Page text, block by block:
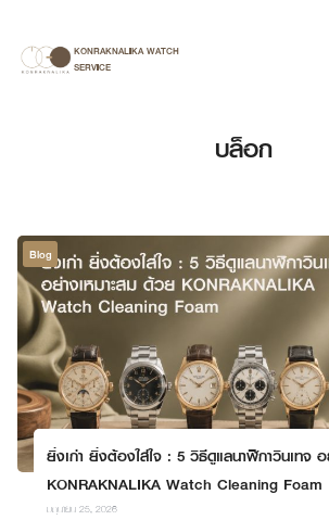
content
KONRAKNALIKA WATCH
SERVICE
Search
บล็อก
Blog
ยิ่งเก่า ยิ่งต้องใส่ใจ : 5 วิธีดูแลนาฬิกาวินเทจ อ
KONRAKNALIKA Watch Cleaning Foam
มิถุนายน 25, 2026